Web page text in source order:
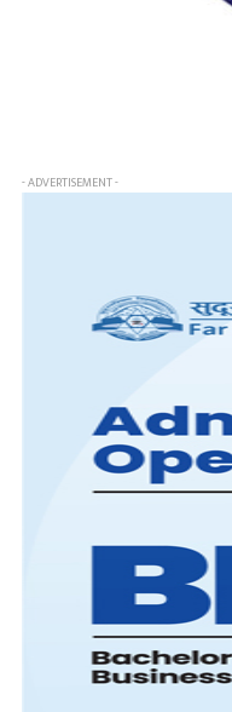
- ADVERTISEMENT -